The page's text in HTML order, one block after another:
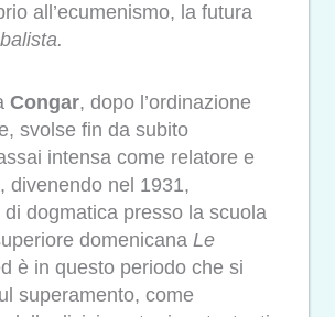
all’ecumenismo, la futura
Congar, dopo l’ordinazione
svolse fin da subito
intensa come relatore e
divenendo nel 1931,
di dogmatica presso la scuola
domenicana Le
è in questo periodo che si
superamento, come